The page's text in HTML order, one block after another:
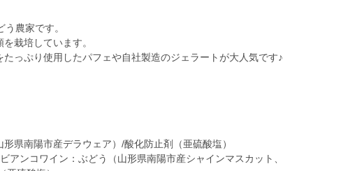
農家です。
栽培しています。
っぷり使用したパフェや自社製造のジェラートが大人気です♪
県南陽市産デラウェア）/酸化防止剤（亜硫酸塩）
アンコワイン：ぶどう（山形県南陽市産シャインマスカット、